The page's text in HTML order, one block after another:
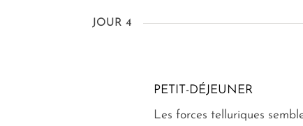
JOUR 4
PETIT-DÉJEUNER
Les forces telluriques